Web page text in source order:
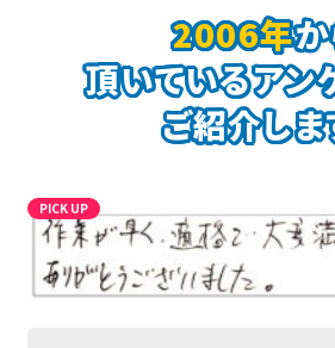
2006年
頂いているアン
ご紹介しま